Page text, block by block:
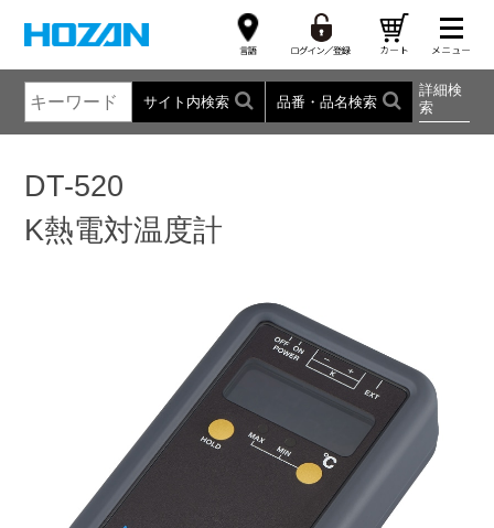
サイト内検索 品番・品名検索
詳細検
索
DT-520
K熱電対温度計